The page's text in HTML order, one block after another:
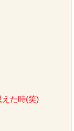
た時(笑)